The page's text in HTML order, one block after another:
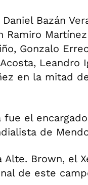
Bazán
Ramiro
Gonzalo
Leandro
en la mitad
fue el
de
Brown, el
de este